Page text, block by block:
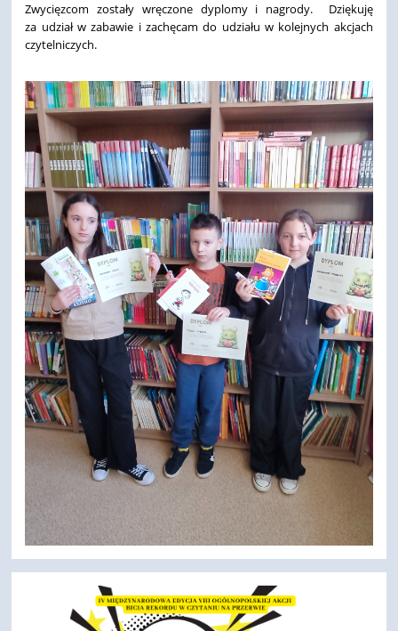
Zwycięzcom zostały wręczone dyplomy i nagrody. Dziękuję
za udział w zabawie i zachęcam do udziału w kolejnych akcjach
czytelniczych.